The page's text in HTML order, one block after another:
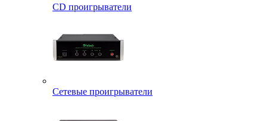
CD проигрыватели
Сетевые проигрыватели